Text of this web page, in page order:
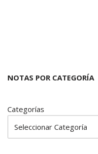
NOTAS POR CATEGORÍA
Categorías